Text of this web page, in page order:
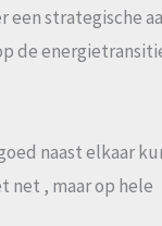
een strategische
de
naast elkaar
net , maar op hele